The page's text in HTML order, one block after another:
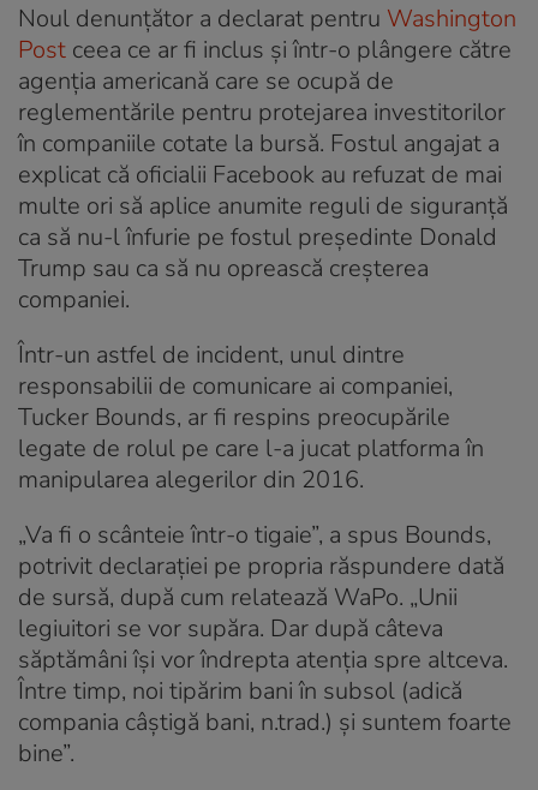
Noul denunțător a declarat pentru Washington
Post ceea ce ar fi inclus și într-o plângere către
agenția americană care se ocupă de
reglementările pentru protejarea investitorilor
în companiile cotate la bursă. Fostul angajat a
explicat că oficialii Facebook au refuzat de mai
multe ori să aplice anumite reguli de siguranță
ca să nu-l înfurie pe fostul președinte Donald
Trump sau ca să nu oprească creșterea
companiei.
Într-un astfel de incident, unul dintre
responsabilii de comunicare ai companiei,
Tucker Bounds, ar fi respins preocupările
legate de rolul pe care l-a jucat platforma în
manipularea alegerilor din 2016.
„Va fi o scânteie într-o tigaie”, a spus Bounds,
potrivit declarației pe propria răspundere dată
de sursă, după cum relatează WaPo. „Unii
legiuitori se vor supăra. Dar după câteva
săptămâni își vor îndrepta atenția spre altceva.
Între timp, noi tipărim bani în subsol (adică
compania câștigă bani, n.trad.) și suntem foarte
bine”.